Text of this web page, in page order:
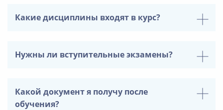
Какие дисциплины входят в курс?
Нужны ли вступительные экзамены?
Какой документ я получу после
обучения?